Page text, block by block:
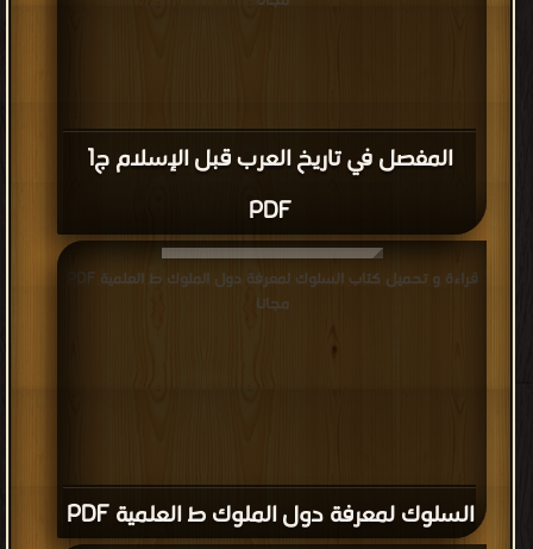
المفصل في تاريخ العرب قبل الإسلام ج1
PDF
السلوك لمعرفة دول الملوك ط العلمية PDF
قراءة و تحميل كتاب السلوك لمعرفة دول الملوك ط العلمية PDF
مجانا